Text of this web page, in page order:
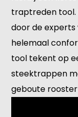
traptreden tool.
door de experts
helemaal
tool tekent op
steektrappen
geboute